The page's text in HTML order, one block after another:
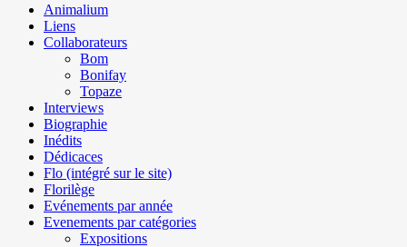
Animalium
Liens
Collaborateurs
Bom
Bonifay
Topaze
Interviews
Biographie
Inédits
Dédicaces
Flo (intégré sur le site)
Florilège
Evénements par année
Evenements par catégories
Expositions